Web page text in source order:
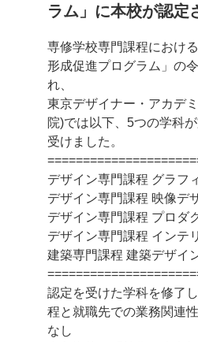
ラム」に本校が認定
専修学校専門課程におけ
形成促進プログラム」の
れ、
東京デザイナー・アカデ
院)では以下、5つの学科
受けました。
デザイン専門課程 グラフ
デザイン専門課程 映像デ
デザイン専門課程 プロダ
デザイン専門課程 インテ
建築専門課程 建築デザイ
認定を受けた学科を修了
程と就職先での業務関連
なし